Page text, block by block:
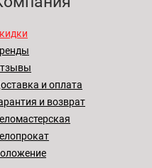
и оплата
и возврат